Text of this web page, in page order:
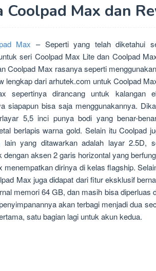
Coolpad Max dan
Max – Seperti yang telah diketahui
seri Coolpad Max Lite dan Coolpad
Coolpad Max rasanya seperti
lengkap dari arhutek.com untuk Coolpad
sepertinya dirancang untuk kalangan
siapapun bisa saja menggunakannya.
5,5 inci punya bodi yang benar-
berlapis warna gold. Selain itu Coolpad
lain yang ditawarkan adalah layar 2.5D,
dengan aksen 2 garis horizontal yang
menempatkan dirinya di kelas flagship.
Max juga didapat dari fitur eksklusif
memori 64 GB, dan masih bisa diperluas
akan terbagi menjadi dua
satu bagian lagi untuk akun kedua.